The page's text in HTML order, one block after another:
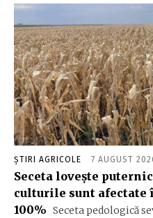
ȘTIRI AGRICOLE 7 AUGUST
Seceta lovește
culturile sunt afectate
100% Seceta pedologică